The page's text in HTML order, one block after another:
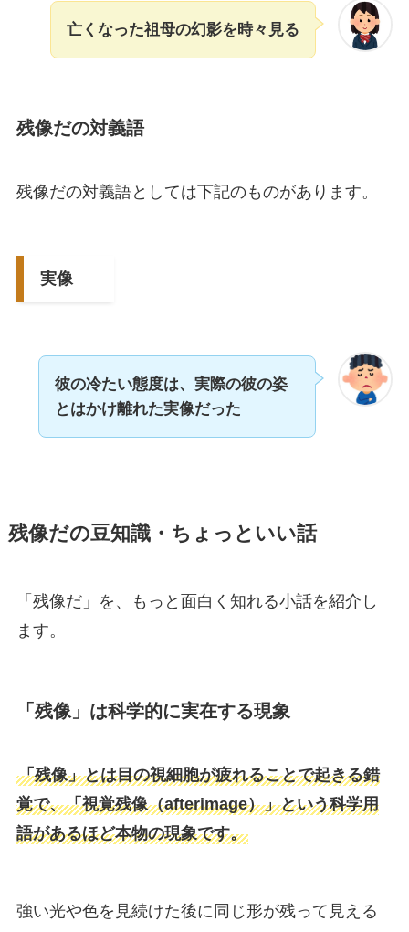
亡くなった祖母の幻影を時々見る
残像だの対義語
残像だの対義語としては下記のものがあります。
実像
彼の冷たい態度は、実際の彼の姿
とはかけ離れた実像だった
残像だの豆知識・ちょっといい話
「残像だ」を、もっと面白く知れる小話を紹介し
ます。
「残像」は科学的に実在する現象
「残像」とは目の視細胞が疲れることで起きる錯
覚で、「視覚残像（afterimage）」という科学用
語があるほど本物の現象です。
強い光や色を見続けた後に同じ形が残って見える